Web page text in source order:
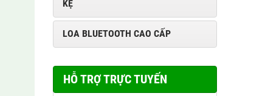
KỆ
LOA BLUETOOTH CAO CẤP
HỖ TRỢ TRỰC TUYẾN